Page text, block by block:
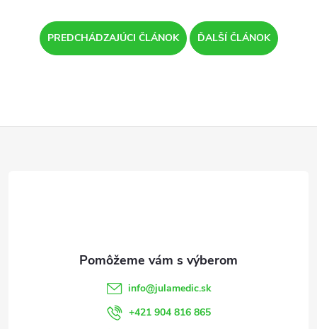
PREDCHÁDZAJÚCI ČLÁNOK ĎALŠÍ ČLÁNOK
info@julamedic.sk
+421 904 816 865